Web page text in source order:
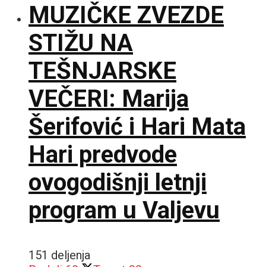
MUZIČKE ZVEZDE
STIŽU NA
TEŠNJARSKE
VEČERI: Marija
Šerifović i Hari Mata
Hari predvode
ovogodišnji letnji
program u Valjevu
151 deljenja